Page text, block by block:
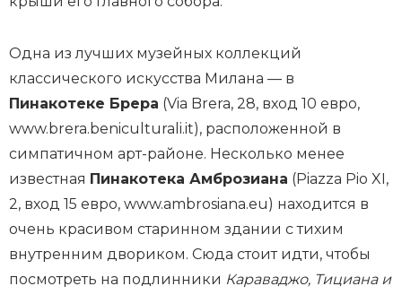
Одна из лучших музейных коллекций
классического искусства Милана — в
Пинакотеке Брера (Via Brera, 28, вход 10 евро,
www.brera.beniculturali.it), расположенной в
симпатичном арт-районе. Несколько менее
известная Пинакотека Амброзиана (Piazza Pio XI,
2, вход 15 евро, www.ambrosiana.eu) находится в
очень красивом старинном здании с тихим
внутренним двориком. Сюда стоит идти, чтобы
посмотреть на подлинники Караваджо, Тициана и